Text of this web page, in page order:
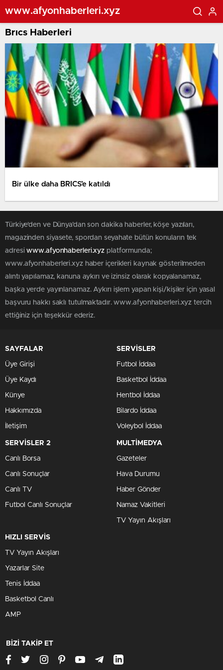
www.afyonhaberleri.xyz
Brıcs Haberleri
Bir ülke daha BRICS’e katıldı
Türkiye'den ve Dünya’dan son dakika haberler, köşe yazıları,
magazinden siyasete, spordan seyahate bütün konuların tek
adresiwww.afyonhaberleri.xyz platformunda;
www.afyonhaberleri.xyz haber içerikleri kaynak gösterilmeden
alıntı yapılamaz, kanuna aykırı ve izinsiz olarak kopyalanamaz,
başka yerde yayınlanamaz. Aykırı işlem yapan kişi/kişiler için yasal
başvuru hakkı saklı tutulmaktadır. www.afyonhaberleri.xyz tercih
ettiğiniz için teşekkür ederiz.
SAYFALAR
Üye Girişi
Üye Kaydı
Künye
Hakkımızda
İletişim
SERVİSLER
Futbol İddaa
Basketbol İddaa
Hentbol İddaa
Bilardo İddaa
Voleybol İddaa
SERVİSLER 2
Canlı Borsa
Canlı Sonuçlar
Canlı TV
Futbol Canlı Sonuçlar
MULTİMEDYA
Gazeteler
Hava Durumu
Haber Gönder
Namaz Vakitleri
TV Yayın Akışları
HIZLI SERVİS
TV Yayın Akışları
Yazarlar Site
Tenis İddaa
Basketbol Canlı
AMP
BİZİ TAKİP ET